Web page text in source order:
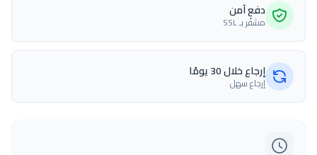
دفع آمن
مشفّر بـ SSL
إرجاع خلال 30 يومًا
إرجاع سهل